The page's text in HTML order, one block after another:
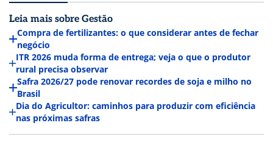
Leia mais sobre Gestão
Compra de fertilizantes: o que considerar antes de fechar
negócio
ITR 2026 muda forma de entrega; veja o que o produtor
rural precisa observar
Safra 2026/27 pode renovar recordes de soja e milho no
Brasil
Dia do Agricultor: caminhos para produzir com eficiência
nas próximas safras